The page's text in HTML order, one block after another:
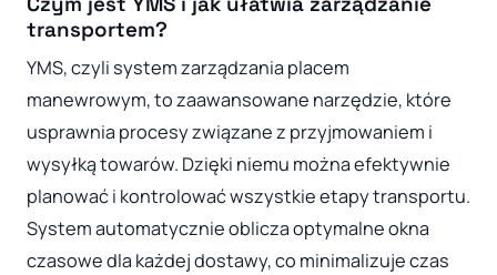
transportem?
YMS, czyli system zarządzania placem
manewrowym, to zaawansowane narzędzie, które
usprawnia procesy związane z przyjmowaniem i
wysyłką towarów. Dzięki niemu można efektywnie
planować i kontrolować wszystkie etapy transportu.
System automatycznie oblicza optymalne okna
czasowe dla każdej dostawy, co minimalizuje czas